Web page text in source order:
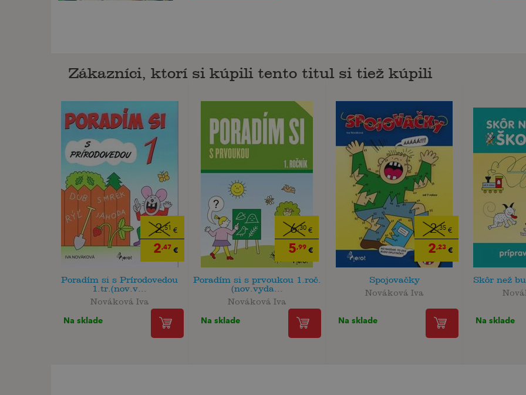
Zákazníci, ktorí si kúpili tento titul si tiež kúpili
2,51 €
2,47 €
Poradím si s Prírodovedou
1.tr.(nov.v...
Nováková Iva
Na sklade
6,30€
5,99€
Poradím si s prvoukou 1.roč.
(nov.vyda...
Nováková Iva
Na sklade
2,35€
2,23€
Spojovačky
Nováková Iva
Na sklade
Skôr než
Na sklade